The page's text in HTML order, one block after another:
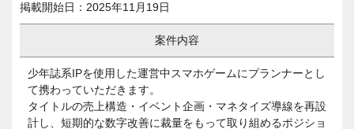
掲載開始日：2025年11月19日
案件内容
少年誌系IPを使用した運営中スマホゲームにプランナーとし
て携わっていただきます。
タイトルの売上構造・イベント企画・マネタイズ導線を再設
計し、短期的な数字改善に裁量をもって取り組めるポジショ